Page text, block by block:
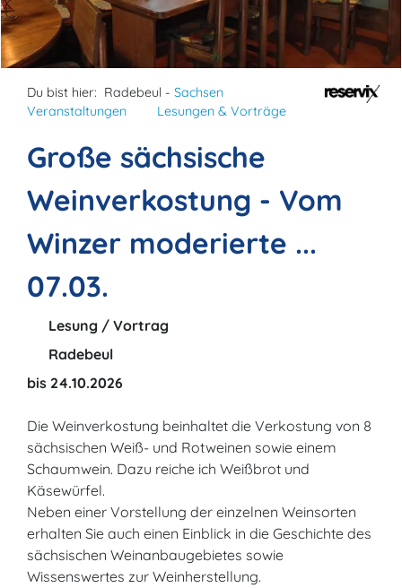
Du bist hier: Radebeul - Sachsen
Veranstaltungen
Lesungen & Vorträge
Große sächsische
Weinverkostung - Vom
Winzer moderierte ...
07.03.
Lesung / Vortrag
Radebeul
bis 24.10.2026
Die Weinverkostung beinhaltet die Verkostung von 8
sächsischen Weiß- und Rotweinen sowie einem
Schaumwein. Dazu reiche ich Weißbrot und
Käsewürfel.
Neben einer Vorstellung der einzelnen Weinsorten
erhalten Sie auch einen Einblick in die Geschichte des
sächsischen Weinanbaugebietes sowie
Wissenswertes zur Weinherstellung.